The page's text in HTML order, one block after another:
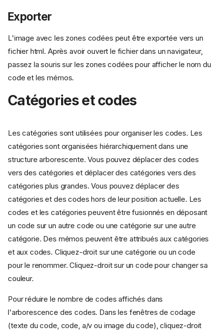
Exporter
L'image avec les zones codées peut être exportée vers un
fichier html. Après avoir ouvert le fichier dans un navigateur,
passez la souris sur les zones codées pour afficher le nom du
code et les mémos.
Catégories et codes
Les catégories sont utilisées pour organiser les codes. Les
catégories sont organisées hiérarchiquement dans une
structure arborescente. Vous pouvez déplacer des codes
vers des catégories et déplacer des catégories vers des
catégories plus grandes. Vous pouvez déplacer des
catégories et des codes hors de leur position actuelle. Les
codes et les catégories peuvent être fusionnés en déposant
un code sur un autre code ou une catégorie sur une autre
catégorie. Des mémos peuvent être attribués aux catégories
et aux codes. Cliquez-droit sur une catégorie ou un code
pour le renommer. Cliquez-droit sur un code pour changer sa
couleur.
Pour réduire le nombre de codes affichés dans
l'arborescence des codes. Dans les fenêtres de codage
(texte du code, code, a/v ou image du code), cliquez-droit